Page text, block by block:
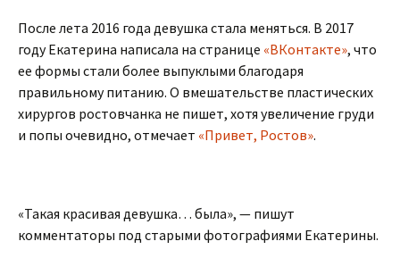
После лета 2016 года девушка стала меняться. В 2017
году Екатерина написала на странице «ВКонтакте», что
ее формы стали более выпуклыми благодаря
правильному питанию. О вмешательстве пластических
хирургов ростовчанка не пишет, хотя увеличение груди
и попы очевидно, отмечает «Привет, Ростов».
«Такая красивая девушка… была», — пишут
комментаторы под старыми фотографиями Екатерины.